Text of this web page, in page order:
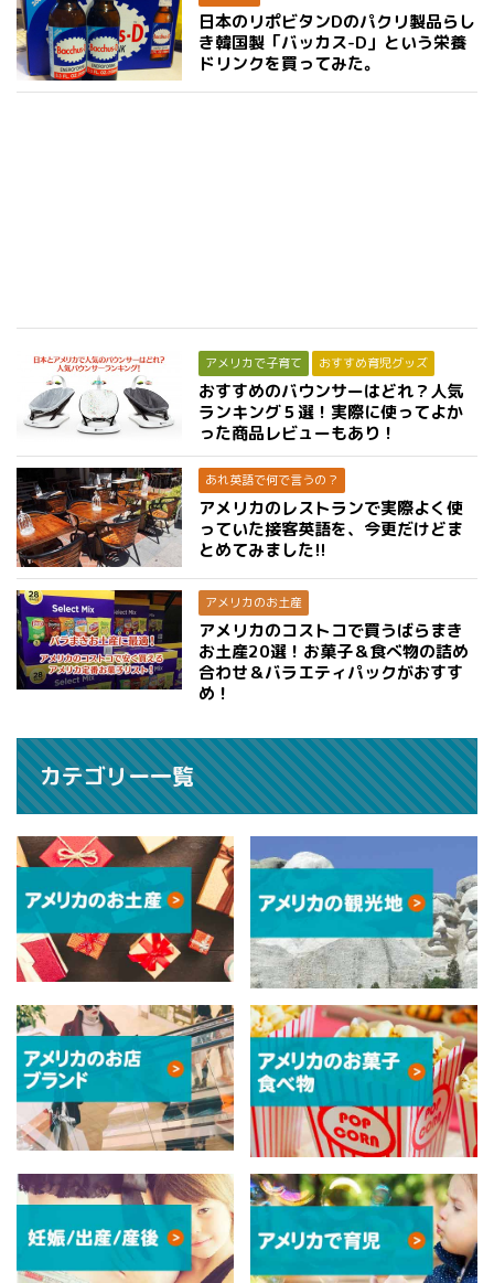
日本のリポビタンDのパクリ製品らし
き韓国製「バッカス-D」という栄養
ドリンクを買ってみた。
アメリカで子育て おすすめ育児グッズ
おすすめのバウンサーはどれ？人気
ランキング５選！実際に使ってよか
った商品レビューもあり！
あれ英語で何で言うの？
アメリカのレストランで実際よく使
っていた接客英語を、今更だけどま
とめてみました!!
アメリカのお土産
アメリカのコストコで買うばらまき
お土産20選！お菓子＆食べ物の詰め
合わせ＆バラエティパックがおすす
め！
カテゴリー一覧